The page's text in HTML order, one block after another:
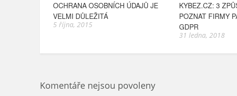
OCHRANA OSOBNÍCH ÚDAJŮ JE
VELMI DŮLEŽITÁ
5 října, 2015
KYBEZ.CZ: 3
POZNAT FIRMY
GDPR
31 ledna, 2018
Komentáře nejsou povoleny